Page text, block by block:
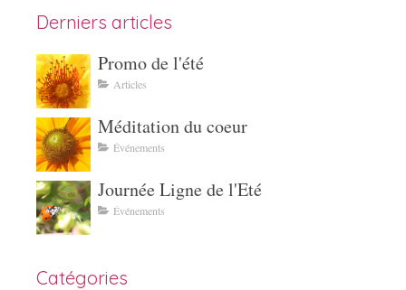
Derniers articles
Promo de l'été
Articles
Méditation du coeur
Événements
Journée Ligne de l'Eté
Événements
Catégories